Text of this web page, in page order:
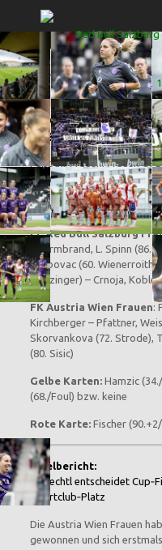
Red Bull
Frauen 0:1 (0:0)
Fußball, Frauen, Frauen
Sportclub-Platz, Wien,
Tore : 0:1 Katharina
FC Red Bull Salzburg
Schirmbrand, L. Spinn (86.
Grabovac (60.
Gierzinger) – Crnoja, Kobler
FK Austria Wien Frauen:
Kirchberger – Pfattner,
Skorvankova (72. Strode),
(80. Sisic)
Gelbe Karten:Hamzic
(68./Foul) bzw. keine
Rote Karte:Fischer
Spielbericht:
Schiechtl entscheidet
Sportclub‑Platz
Die Austria Wien Frauen
gewonnen und sich